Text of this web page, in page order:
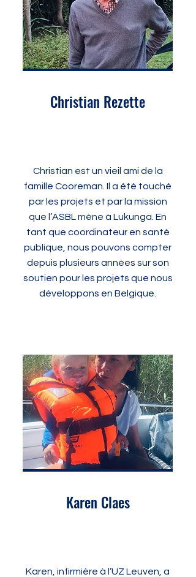
Christian Rezette
Christian est un vieil ami de la
famille Cooreman. Il a été touché
par les projets et par la mission
que l’ASBL mène à Lukunga. En
tant que coordinateur en santé
publique, nous pouvons compter
depuis plusieurs années sur son
soutien pour les projets que nous
développons en Belgique.
Karen Claes
Karen, infirmière à l’UZ Leuven, a